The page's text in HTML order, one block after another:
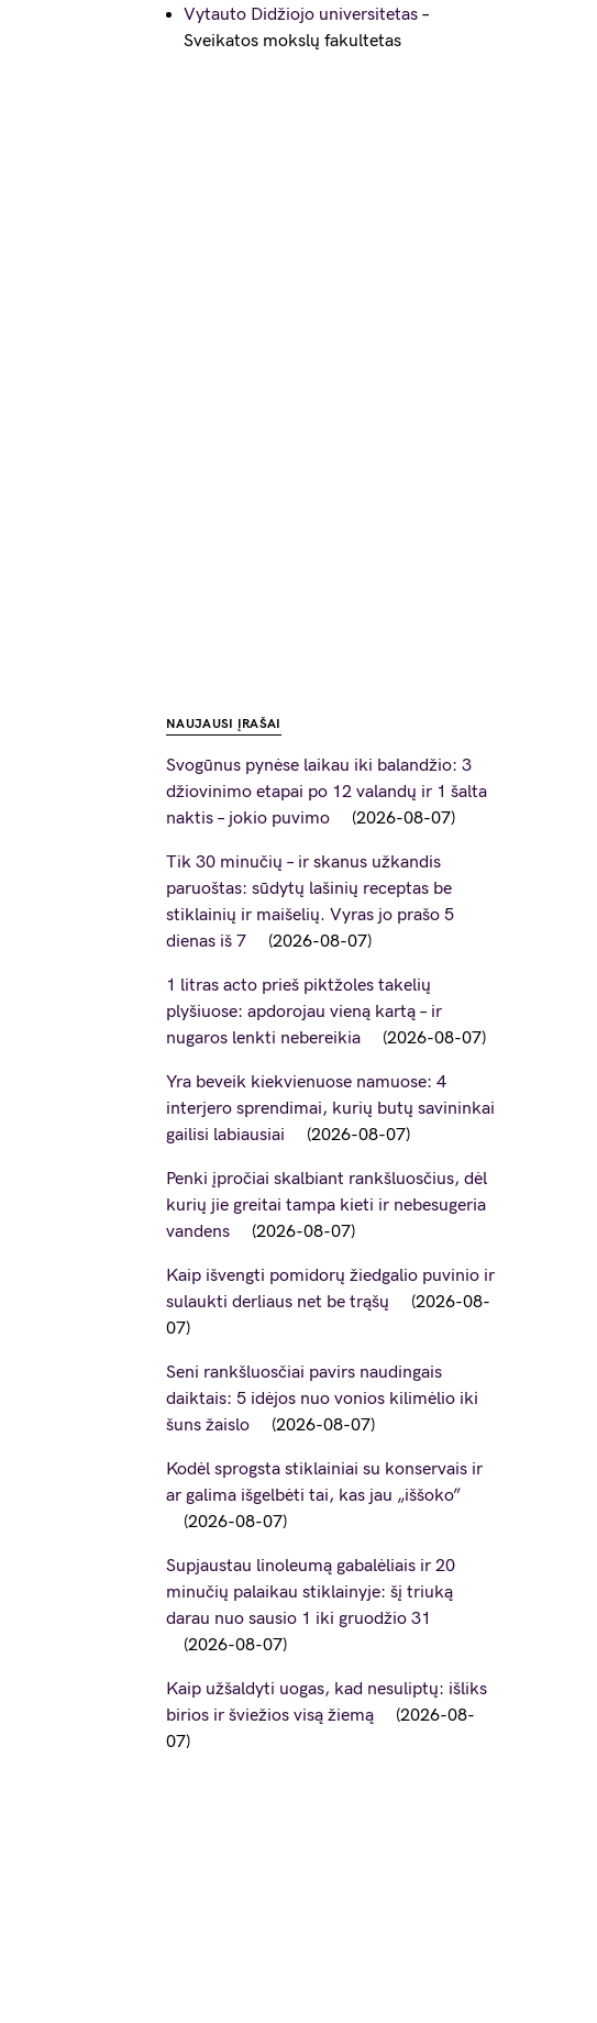
Vytauto Didžiojo universitetas –
Sveikatos mokslų fakultetas
NAUJAUSI ĮRAŠAI
Svogūnus pynėse laikau iki balandžio: 3
džiovinimo etapai po 12 valandų ir 1 šalta
naktis – jokio puvimo
2026-08-07
Tik 30 minučių – ir skanus užkandis
paruoštas: sūdytų lašinių receptas be
stiklainių ir maišelių. Vyras jo prašo 5
dienas iš 7
2026-08-07
1 litras acto prieš piktžoles takelių
plyšiuose: apdorojau vieną kartą – ir
nugaros lenkti nebereikia
2026-08-07
Yra beveik kiekvienuose namuose: 4
interjero sprendimai, kurių butų savininkai
gailisi labiausiai
2026-08-07
Penki įpročiai skalbiant rankšluosčius, dėl
kurių jie greitai tampa kieti ir nebesugeria
vandens
2026-08-07
Kaip išvengti pomidorų žiedgalio puvinio ir
sulaukti derliaus net be trąšų
2026-08-
07
Seni rankšluosčiai pavirs naudingais
daiktais: 5 idėjos nuo vonios kilimėlio iki
šuns žaislo
2026-08-07
Kodėl sprogsta stiklainiai su konservais ir
ar galima išgelbėti tai, kas jau „iššoko”
2026-08-07
Supjaustau linoleumą gabalėliais ir 20
minučių palaikau stiklainyje: šį triuką
darau nuo sausio 1 iki gruodžio 31
2026-08-07
Kaip užšaldyti uogas, kad nesuliptų: išliks
birios ir šviežios visą žiemą
2026-08-
07